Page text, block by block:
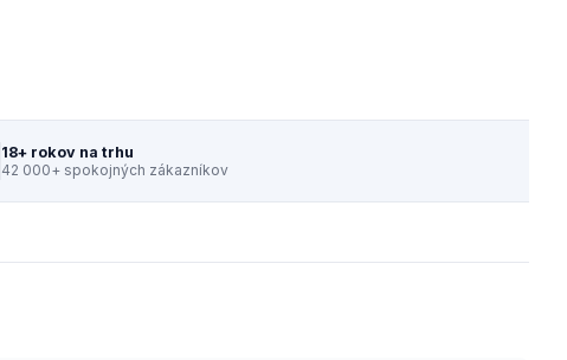
18+ rokov na trhu
42 000+ spokojných zákazníkov